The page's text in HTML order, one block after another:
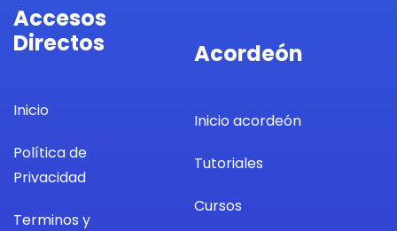
Accesos
Directos
Inicio
Política de
Privacidad
Terminos y
Acordeón
Inicio acordeón
Tutoriales
Cursos